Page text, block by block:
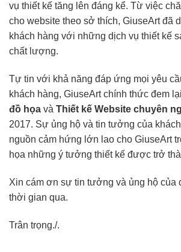
vụ thiết kế tăng lên đáng kể. Từ việc
cho website theo sở thích, GiuseArt đã
khách hàng với những dịch vụ thiết kế
chất lượng.
Tự tin với khả năng đáp ứng mọi yêu
khách hàng, GiuseArt chính thức đem
đồ họa và Thiết kế Website chuyên
2017. Sự ủng hộ và tin tưởng của
nguồn cảm hứng lớn lao cho GiuseArt
họa những ý tưởng thiết kế được trở
Xin cám ơn sự tin tưởng và ủng hộ của
thời gian qua.
Trân trọng./.